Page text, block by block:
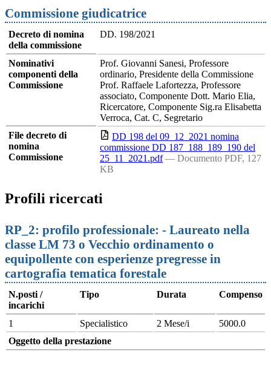
Commissione giudicatrice
Decreto di nomina
della commissione
DD. 198/2021
Nominativi
componenti della
Commissione
Prof. Giovanni Sanesi, Professore
ordinario, Presidente della Commissione
Prof. Raffaele Lafortezza, Professore
associato, Componente Dott. Mario Elia,
Ricercatore, Componente Sig.ra Elisabetta
Verroca, Cat. C, Segretario
File decreto di
nomina
Commissione
DD 198 del 09_12_2021 nomina
commissione DD 187_188_189_190 del
25_11_2021.pdf — Documento PDF, 127
KB
Profili ricercati
RP_2: profilo professionale: - Laureato nella
classe LM 73 o Vecchio ordinamento o
equipollente con esperienze pregresse in
cartografia tematica forestale
N.posti /
incarichi
Tipo Durata Compenso
1 Specialistico 2 Mese/i
5000.0
Oggetto della prestazione